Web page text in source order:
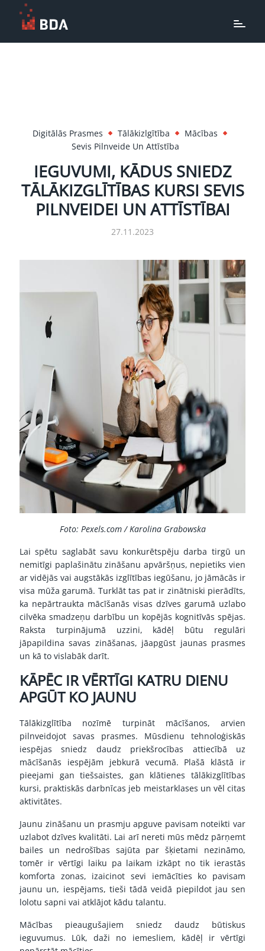
Digitālās Prasmes Tālākizlgītība
Mācības
Sevis Pilnveide Un Attīstība
IEGUVUMI, KĀDUS SNIEDZ
TĀLĀKIZGLĪTĪBAS KURSI SEVIS
PILNVEIDEI UN ATTĪSTĪBAI
27.11.2023
Foto: Pexels.com / Karolina Grabowska
Lai spētu saglabāt savu konkurētspēju darba tirgū un
nemitīgi paplašinātu zināšanu apvāršņus, nepietiks vien
ar vidējās vai augstākās izglītības iegūšanu, jo jāmācās ir
visa mūža garumā. Turklāt tas pat ir zinātniski pierādīts,
ka nepārtraukta mācīšanās visas dzīves garumā uzlabo
cilvēka smadzeņu darbību un kopējās kognitīvās spējas.
Raksta turpinājumā uzzini, kādēļ būtu regulāri
jāpapildina savas zināšanas, jāapgūst jaunas prasmes
un kā to vislabāk darīt.
KĀPĒC IR VĒRTĪGI KATRU DIENU
APGŪT KO JAUNU
Tālākizglītība nozīmē turpināt mācīšanos, arvien
pilnveidojot savas prasmes. Mūsdienu tehnoloģiskās
iespējas sniedz daudz priekšrocības attiecībā uz
mācīšanās iespējām jebkurā vecumā. Plašā klāstā ir
pieejami gan tiešsaistes, gan klātienes tālākizglītības
kursi, praktiskās darbnīcas jeb meistarklases un vēl citas
aktivitātes.
Jaunu zināšanu un prasmju apguve pavisam noteikti var
uzlabot dzīves kvalitāti. Lai arī nereti mūs mēdz pārņemt
bailes un nedrošības sajūta par šķietami nezināmo,
tomēr ir vērtīgi laiku pa laikam izkāpt no tik ierastās
komforta zonas, izaicinot sevi iemācīties ko pavisam
jaunu un, iespējams, tieši tādā veidā piepildot jau sen
lolotu sapni vai atklājot kādu talantu.
Mācības pieaugušajiem sniedz daudz būtiskus
ieguvumus. Lūk, daži no iemesliem, kādēļ ir vērtīgi